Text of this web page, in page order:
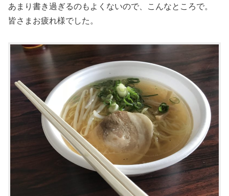
あまり書き過ぎるのもよくないので、こんなところで。
皆さまお疲れ様でした。